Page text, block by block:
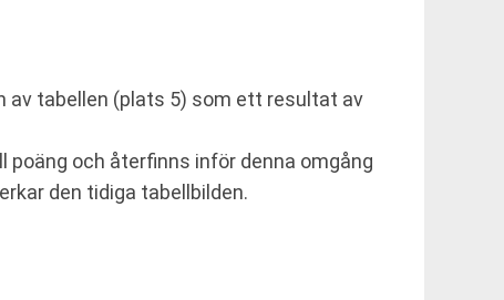
av tabellen (plats 5) som ett resultat av
och återfinns inför denna omgång
den tidiga tabellbilden.